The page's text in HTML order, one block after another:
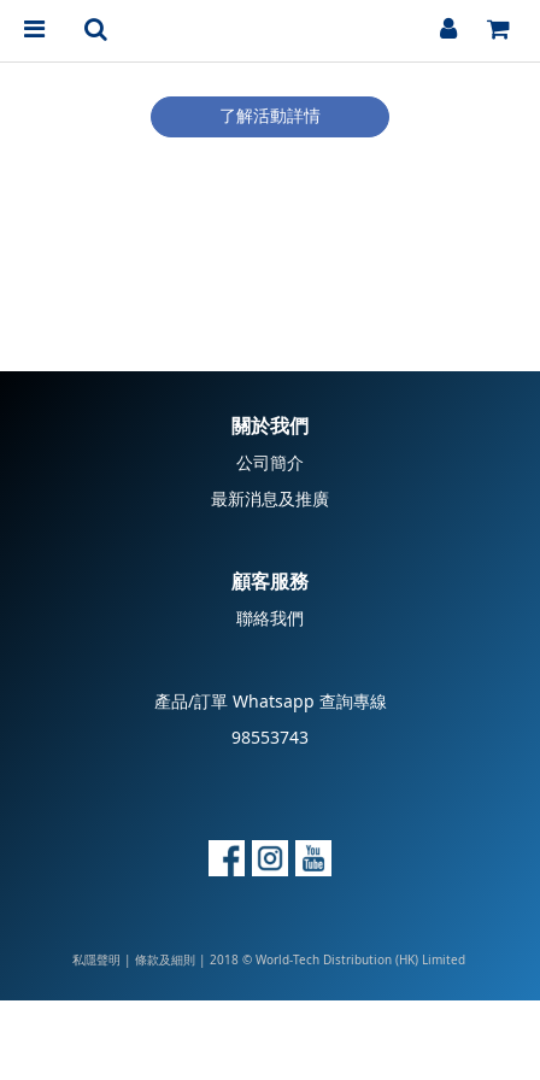
了解活動詳情
關於我們
公司簡介
最新消息及推廣
顧客服務
聯絡我們
產品/訂單 Whatsapp 查詢專線
98553743
私隱聲明 | 條款及細則| 2018 © World-Tech Distribution (HK) Limited